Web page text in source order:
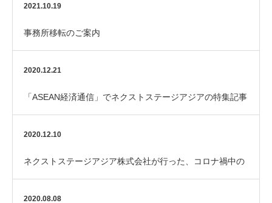
2021.10.19
事務所移転のご案内
2020.12.21
「ASEAN経済通信」でネクストステージアジアの特集記事
が組まれました
2020.12.10
ネクストステージアジア株式会社が行った、コロナ禍中の
レジデンストラックによる日本入国サポート人数が1…
2020.08.08